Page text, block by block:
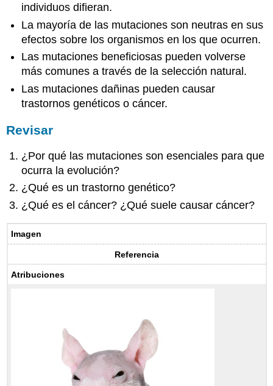
individuos difieran.
La mayoría de las mutaciones son neutras en sus
efectos sobre los organismos en los que ocurren.
Las mutaciones beneficiosas pueden volverse
más comunes a través de la selección natural.
Las mutaciones dañinas pueden causar
trastornos genéticos o cáncer.
Revisar
¿Por qué las mutaciones son esenciales para que
ocurra la evolución?
¿Qué es un trastorno genético?
¿Qué es el cáncer? ¿Qué suele causar cáncer?
Imagen
Referencia
Atribuciones